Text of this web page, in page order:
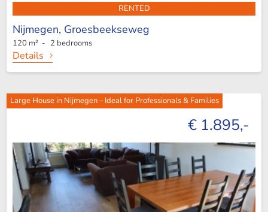
RENTED
Nijmegen, Groesbeekseweg
120 m² - 2 bedrooms
Details
Large House in Nijmegen – Ideal for Professionals & Families
€ 1.895,-